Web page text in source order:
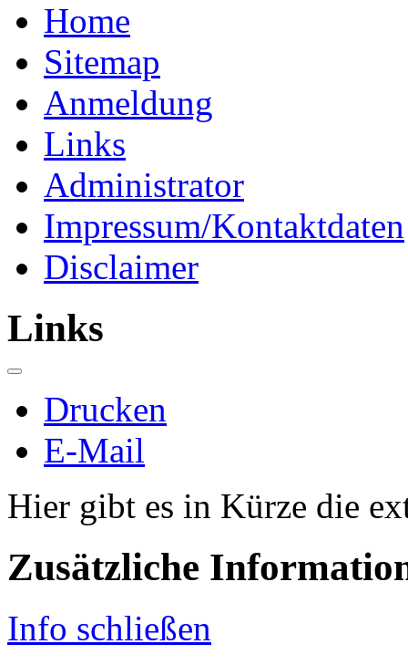
Home
Sitemap
Anmeldung
Links
Administrator
Impressum/Kontaktdaten
Disclaimer
Links
Drucken
E-Mail
Hier gibt es in Kürze die
Zusätzliche
Info schließen